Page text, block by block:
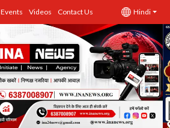
Events Videos Contact Us Hindi